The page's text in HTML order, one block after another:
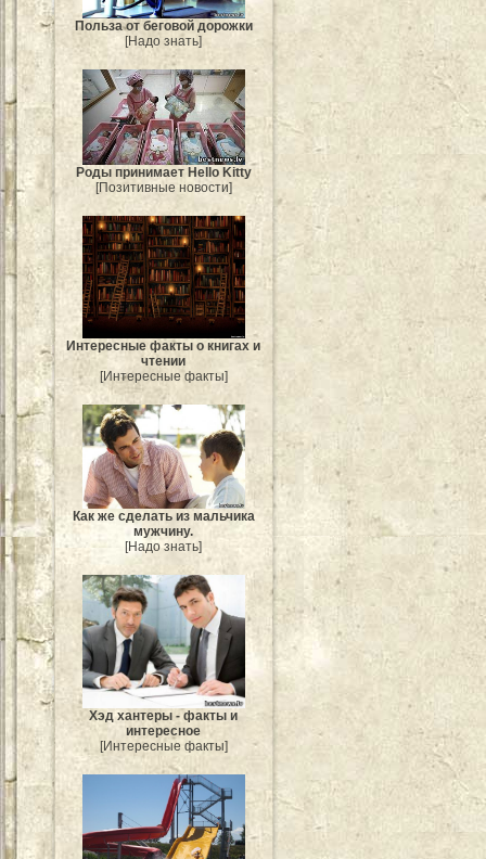
Польза от беговой дорожки
[Надо знать]
Роды принимает Hello Kitty
[Позитивные новости]
Интересные факты о книгах и
чтении
[Интересные факты]
Как же сделать из мальчика
мужчину.
[Надо знать]
Хэд хантеры - факты и
интересное
[Интересные факты]